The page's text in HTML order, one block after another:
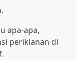
apa-apa,
periklanan di